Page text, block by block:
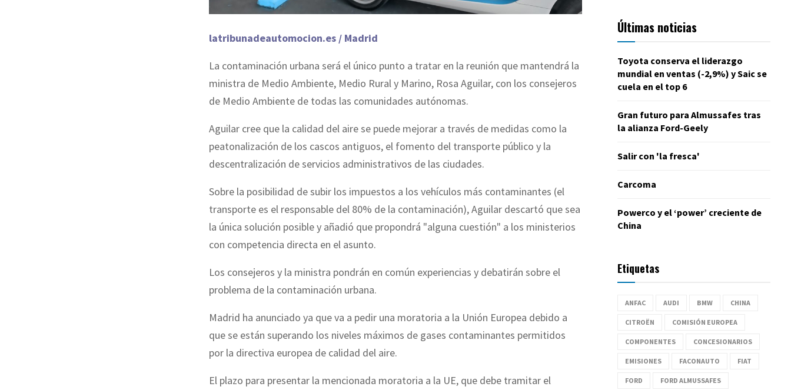
latribunadeautomocion.es / Madrid
La contaminación urbana será el único punto a tratar en la reunión que mantendrá la
ministra de Medio Ambiente, Medio Rural y Marino, Rosa Aguilar, con los consejeros
de Medio Ambiente de todas las comunidades autónomas.
Aguilar cree que la calidad del aire se puede mejorar a través de medidas como la
peatonalización de los cascos antiguos, el fomento del transporte público y la
descentralización de servicios administrativos de las ciudades.
Sobre la posibilidad de subir los impuestos a los vehículos más contaminantes (el
transporte es el responsable del 80% de la contaminación), Aguilar descartó que sea
la única solución posible y añadió que propondrá "alguna cuestión" a los ministerios
con competencia directa en el asunto.
Los consejeros y la ministra pondrán en común experiencias y debatirán sobre el
problema de la contaminación urbana.
Madrid ha anunciado ya que va a pedir una moratoria a la Unión Europea debido a
que se están superando los niveles máximos de gases contaminantes permitidos
por la directiva europea de calidad del aire.
El plazo para presentar la mencionada moratoria a la UE, que debe tramitar el
Últimas noticias
Toyota conserva el liderazgo
mundial en ventas (-2,9%) y Saic se
cuela en el top 6
Gran futuro para Almussafes tras
la alianza Ford-Geely
Salir con 'la fresca'
Carcoma
Powerco y el ‘power’ creciente de
China
Etiquetas
ANFAC AUDI BMW CHINA
CITROËN COMISIÓN EUROPEA
COMPONENTES CONCESIONARIOS
EMISIONES FACONAUTO FIAT
FORD FORD ALMUSSAFES